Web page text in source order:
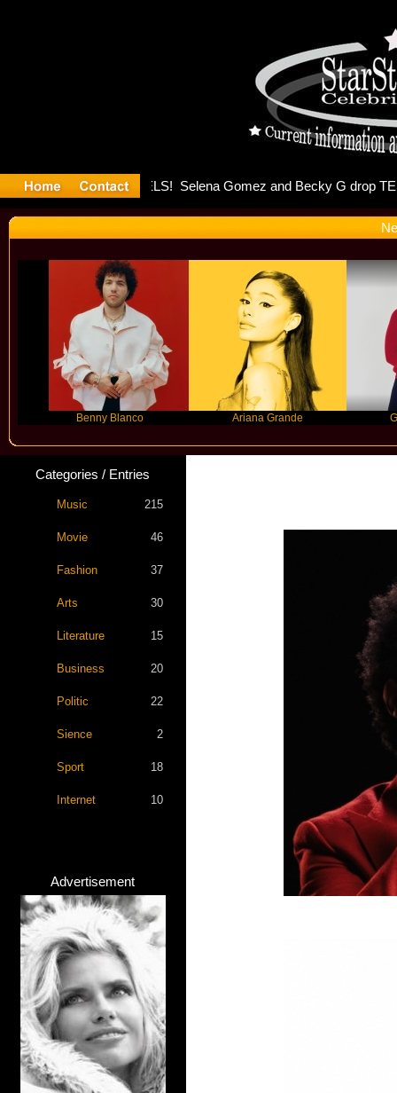
Debuts
Benny Blanco Ariana Grande Gracie
Categories / Entries
Music 215
Movie 46
Fashion 37
Arts 30
Literature 15
Business 20
Politic 22
Sience 2
Sport 18
Internet 10
Advertisement